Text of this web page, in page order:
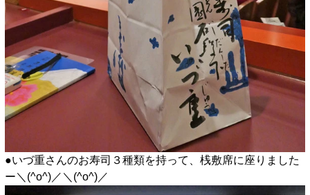
●いづ重さんのお寿司３種類を持って、桟敷席に座りました
ー＼(^o^)／＼(^o^)／